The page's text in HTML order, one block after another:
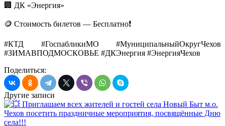
🏢 ДК «Энергия»
🪙 Стоимость билетов — Бесплатно❗️
#КТД #ГоспабликиМО #МуниципальныйОкругЧехов
#ЗИМАВПОДМОСКОВЬЕ #ДКЭнергия #ЭнергияЧехов
Поделиться:
Другие записи